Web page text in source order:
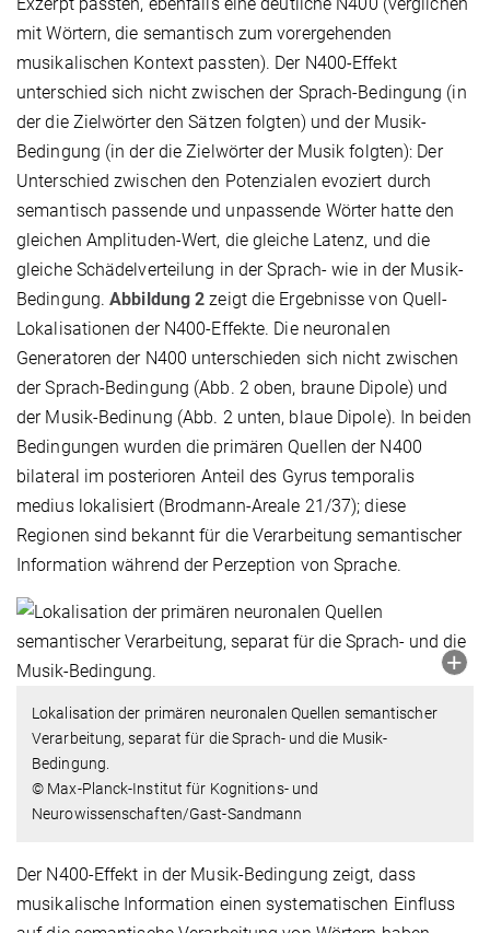
mit Wörtern, die semantisch zum vorergehenden
musikalischen Kontext passten). Der N400-Effekt
unterschied sich nicht zwischen der Sprach-Bedingung (in
der die Zielwörter den Sätzen folgten) und der Musik-
Bedingung (in der die Zielwörter der Musik folgten): Der
Unterschied zwischen den Potenzialen evoziert durch
semantisch passende und unpassende Wörter hatte den
gleichen Amplituden-Wert, die gleiche Latenz, und die
gleiche Schädelverteilung in der Sprach- wie in der Musik-
Bedingung.Abbildung 2 zeigt die Ergebnisse von Quell-
Lokalisationen der N400-Effekte. Die neuronalen
Generatoren der N400 unterschieden sich nicht zwischen
der Sprach-Bedingung (Abb. 2 oben, braune Dipole) und
der Musik-Bedinung (Abb. 2 unten, blaue Dipole). In beiden
Bedingungen wurden die primären Quellen der N400
bilateral im posterioren Anteil des Gyrus temporalis
medius lokalisiert (Brodmann-Areale 21/37); diese
Regionen sind bekannt für die Verarbeitung semantischer
Information während der Perzeption von Sprache.
Lokalisation der primären neuronalen Quellen semantischer
Verarbeitung, separat für die Sprach- und die Musik-
Bedingung.
© Max-Planck-Institut für Kognitions- und
Neurowissenschaften/Gast-Sandmann
Der N400-Effekt in der Musik-Bedingung zeigt, dass
musikalische Information einen systematischen Einfluss